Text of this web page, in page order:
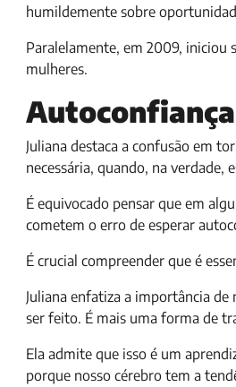
humildemente sobre
Paralelamente, em 2009, iniciou
mulheres.
Juliana destaca a confusão em
necessária, quando, na verdade,
É equivocado pensar que em
cometem o erro de esperar
É crucial compreender que é
Juliana enfatiza a importância
ser feito. É mais uma forma de
Ela admite que isso é um
porque nosso cérebro tem a